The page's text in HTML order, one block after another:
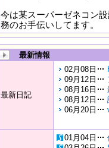
今は某スーパーゼネコン
務のお手伝いしてます。
最新情報
最新日記
02月08日
09月12日
08月16日
08月12日
06月20日
01月04日